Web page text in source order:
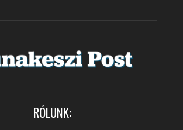
RÓLUNK: